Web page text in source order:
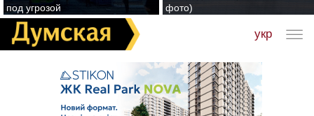
под угрозой
фото)
укр